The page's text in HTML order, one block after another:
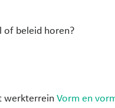
of beleid horen?
werkterrein Vorm en